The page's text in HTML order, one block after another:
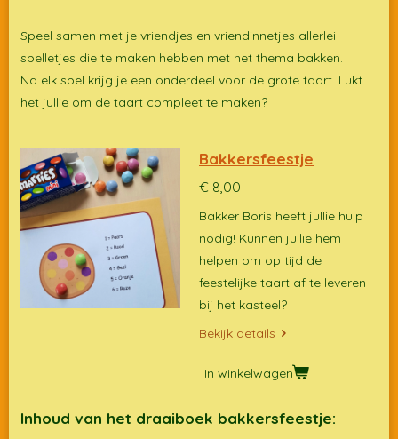
Speel samen met je vriendjes en vriendinnetjes allerlei
spelletjes die te maken hebben met het thema bakken.
Na elk spel krijg je een onderdeel voor de grote taart. Lukt
het jullie om de taart compleet te maken?
Bakkersfeestje
€ 8,00
Bakker Boris heeft jullie hulp
nodig! Kunnen jullie hem
helpen om op tijd de
feestelijke taart af te leveren
bij het kasteel?
Bekijk details
In winkelwagen
Inhoud van het draaiboek bakkersfeestje: